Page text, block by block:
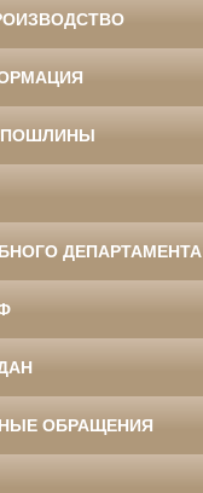
ДЕПАРТАМЕНТА
ОБРАЩЕНИЯ